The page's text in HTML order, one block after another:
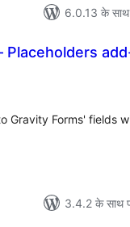
6.0.13 के साथ
Placeholders
Gravity Forms' fields
3.4.2 के साथ